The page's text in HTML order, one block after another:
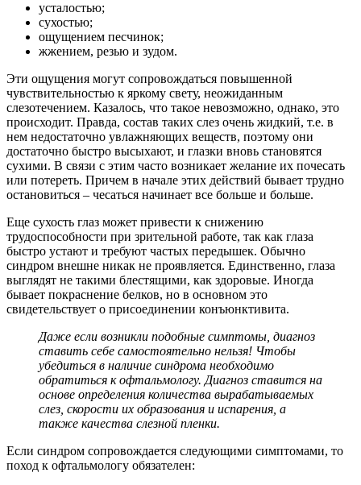
усталостью;
сухостью;
ощущением песчинок;
жжением, резью и зудом.
Эти ощущения могут сопровождаться повышенной
чувствительностью к яркому свету, неожиданным
слезотечением. Казалось, что такое невозможно, однако, это
происходит. Правда, состав таких слез очень жидкий, т.е. в
нем недостаточно увлажняющих веществ, поэтому они
достаточно быстро высыхают, и глазки вновь становятся
сухими. В связи с этим часто возникает желание их почесать
или потереть. Причем в начале этих действий бывает трудно
остановиться – чесаться начинает все больше и больше.
Еще сухость глаз может привести к снижению
трудоспособности при зрительной работе, так как глаза
быстро устают и требуют частых передышек. Обычно
синдром внешне никак не проявляется. Единственно, глаза
выглядят не такими блестящими, как здоровые. Иногда
бывает покраснение белков, но в основном это
свидетельствует о присоединении конъюнктивита.
Даже если возникли подобные симптомы, диагноз
ставить себе самостоятельно нельзя! Чтобы
убедиться в наличие синдрома необходимо
обратиться к офтальмологу. Диагноз ставится на
основе определения количества вырабатываемых
слез, скорости их образования и испарения, а
также качества слезной пленки.
Если синдром сопровождается следующими симптомами, то
поход к офтальмологу обязателен: